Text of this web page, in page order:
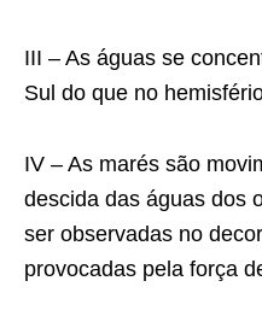
III – As águas se
Sul do que no
IV – As marés são
descida das águas dos
ser observadas no
provocadas pela força